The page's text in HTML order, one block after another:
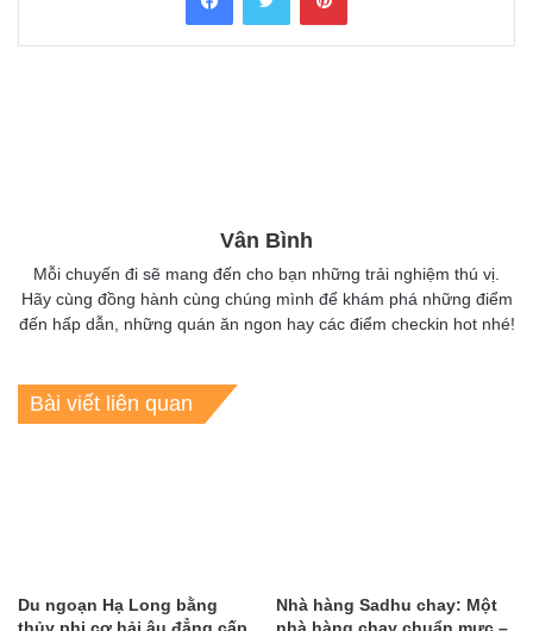
Vân Bình
Mỗi chuyến đi sẽ mang đến cho bạn những trải nghiệm thú vị.
Hãy cùng đồng hành cùng chúng mình để khám phá những điểm
đến hấp dẫn, những quán ăn ngon hay các điểm checkin hot nhé!
Bài viết liên quan
Du ngoạn Hạ Long bằng
Nhà hàng Sadhu chay: Một